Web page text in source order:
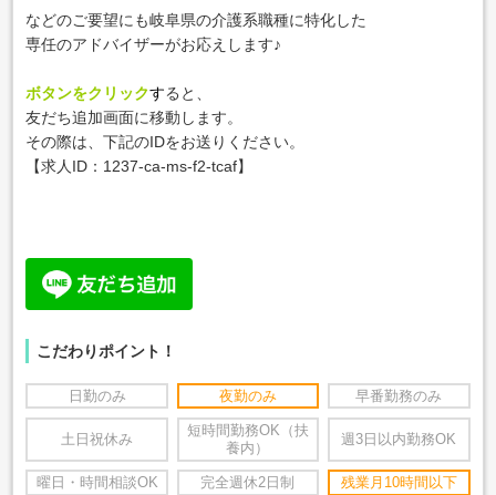
などのご要望にも岐阜県の介護系職種に特化した
専任のアドバイザーがお応えします♪
ボタンをクリックすると、
友だち追加画面に移動します。
その際は、下記のIDをお送りください。
【求人ID： 1237-ca-ms-f2-tcaf】
こだわりポイント！
日勤のみ 夜勤のみ 早番勤務のみ
土日祝休み
短時間勤務OK（扶
養内）
週3日以内勤務OK
曜日・時間相談OK 完全週休2日制 残業月10時間以下